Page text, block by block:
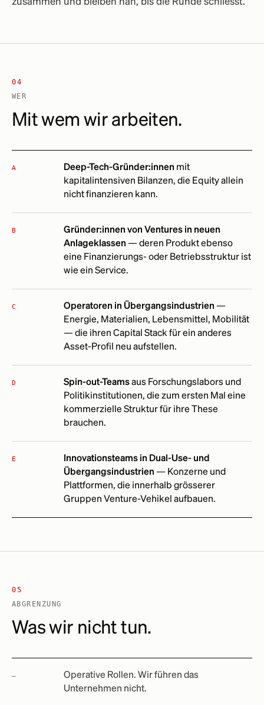
zusammen und bleiben nah, bis die Runde schliesst.
04
WER
Mit wem wir arbeiten.
A Deep-Tech-Gründer:innen mit
kapitalintensiven Bilanzen, die Equity allein
nicht finanzieren kann.
B
Gründer:innen von Ventures in neuen
Anlageklassen — deren Produkt ebenso
eine Finanzierungs- oder Betriebsstruktur ist
wie ein Service.
C Operatoren in Übergangsindustrien —
Energie, Materialien, Lebensmittel, Mobilität
— die ihren Capital Stack für ein anderes
Asset-Profil neu aufstellen.
D Spin-out-Teamsaus Forschungslabors und
Politikinstitutionen, die zum ersten Mal eine
kommerzielle Struktur für ihre These
brauchen.
E
Innovationsteams in Dual-Use- und
Übergangsindustrien — Konzerne und
Plattformen, die innerhalb grösserer
Gruppen Venture-Vehikel aufbauen.
05
ABGRENZUNG
Was wir nicht tun.
Operative Rollen. Wir führen das
Unternehmen nicht.